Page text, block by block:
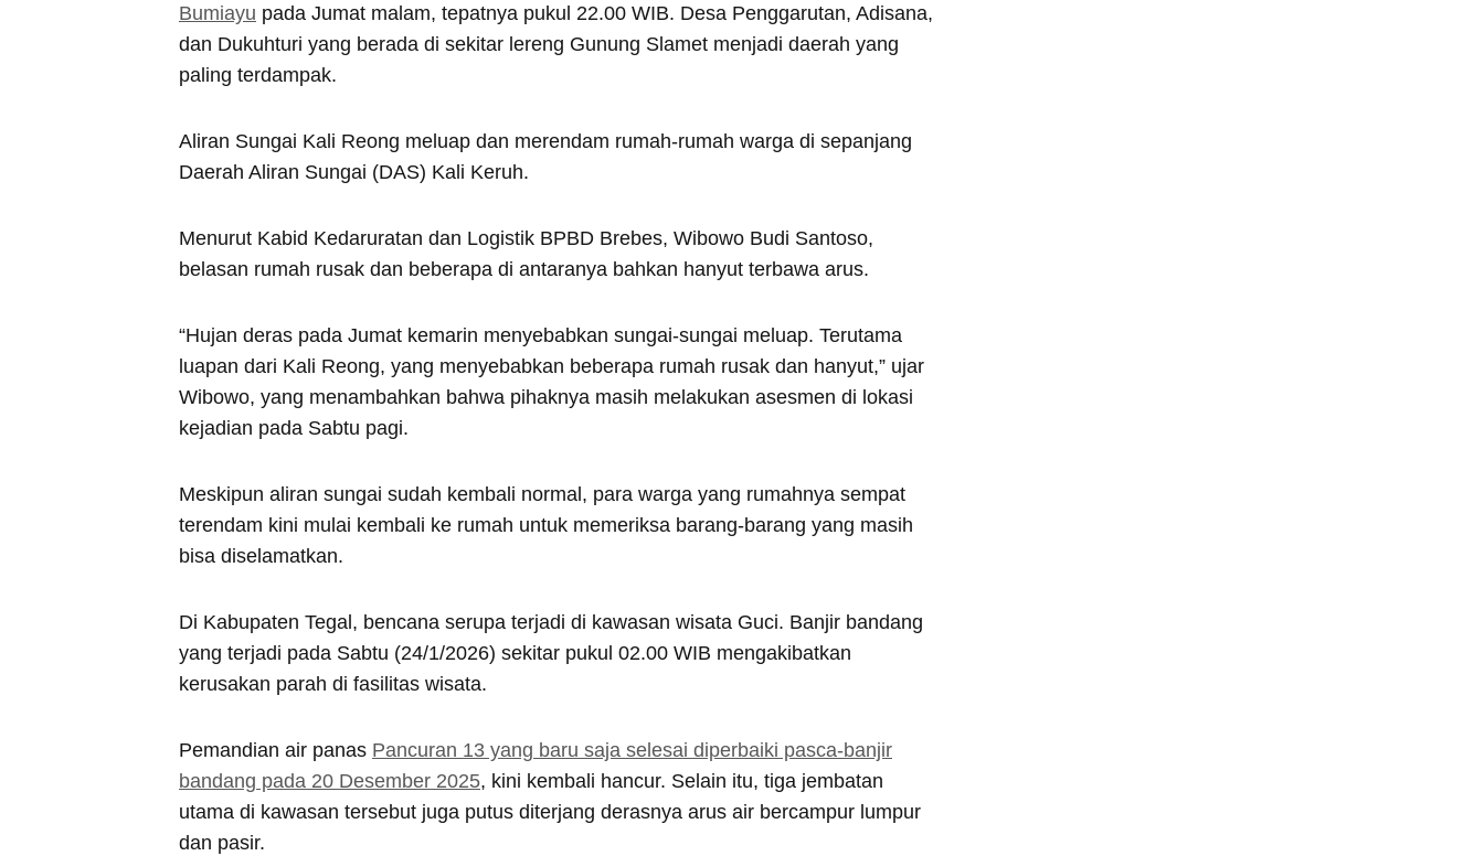
Bumiayu pada Jumat malam, tepatnya pukul 22.00 WIB. Desa Penggarutan, Adisana,
dan Dukuhturi yang berada di sekitar lereng Gunung Slamet menjadi daerah yang
paling terdampak.
Aliran Sungai Kali Reong meluap dan merendam rumah-rumah warga di sepanjang
Daerah Aliran Sungai (DAS) Kali Keruh.
Menurut Kabid Kedaruratan dan Logistik BPBD Brebes, Wibowo Budi Santoso,
belasan rumah rusak dan beberapa di antaranya bahkan hanyut terbawa arus.
“Hujan deras pada Jumat kemarin menyebabkan sungai-sungai meluap. Terutama
luapan dari Kali Reong, yang menyebabkan beberapa rumah rusak dan hanyut,” ujar
Wibowo, yang menambahkan bahwa pihaknya masih melakukan asesmen di lokasi
kejadian pada Sabtu pagi.
Meskipun aliran sungai sudah kembali normal, para warga yang rumahnya sempat
terendam kini mulai kembali ke rumah untuk memeriksa barang-barang yang masih
bisa diselamatkan.
Di Kabupaten Tegal, bencana serupa terjadi di kawasan wisata Guci. Banjir bandang
yang terjadi pada Sabtu (24/1/2026) sekitar pukul 02.00 WIB mengakibatkan
kerusakan parah di fasilitas wisata.
Pemandian air panas Pancuran 13 yang baru saja selesai diperbaiki pasca-banjir
bandang pada 20 Desember 2025, kini kembali hancur. Selain itu, tiga jembatan
utama di kawasan tersebut juga putus diterjang derasnya arus air bercampur lumpur
dan pasir.